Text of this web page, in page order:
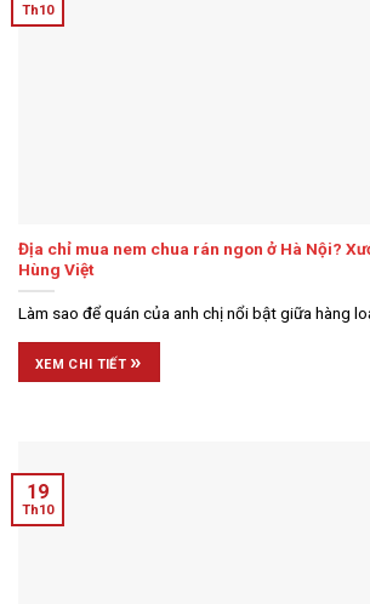
Địa chỉ mua nem chua rán ngon ở Hà Nội?
Hùng Việt
Làm sao để quán của anh chị nổi bật giữa hàng
XEM CHI TIẾT »
Th10
19
Th10